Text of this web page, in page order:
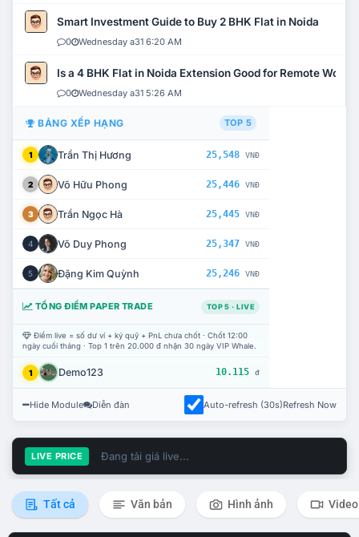
Smart Investment Guide to Buy 2 BHK Flat in Noida
0 Wednesday a31 6:20 AM
Is a 4 BHK Flat in Noida Extension Good for Remote Work?
0 Wednesday a31 5:26 AM
BẢNG XẾP HẠNG TOP 5
1 Trần Thị Hương 25,548 VNĐ
2 Võ Hữu Phong 25,446 VNĐ
3 Trần Ngọc Hà 25,445 VNĐ
4 Võ Duy Phong 25,347 VNĐ
5 Đặng Kim Quỳnh 25,246 VNĐ
TỔNG ĐIỂM PAPER TRADE TOP 5 · LIVE
Điểm live = số dư ví + ký quỹ + PnL chưa chốt · Chốt 12:00
ngày cuối tháng · Top 1 trên 20.000 đ nhận 30 ngày VIP Whale.
1 Demo123 10.115 đ
Hide Module Diễn đàn Auto-refresh (30s)Refresh Now
LIVE PRICE Đang tải giá live...
Tất cả Văn bản Hình ảnh Video